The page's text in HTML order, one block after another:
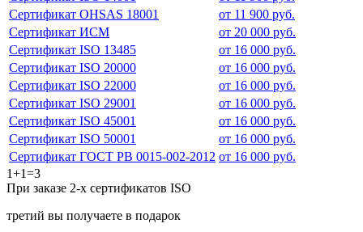
Сертификат OHSAS 18001
от 11 900 руб.
Сертификат ИСМ
от 20 000 руб.
Сертификат ISO 13485
от 16 000 руб.
Сертификат ISO 20000
от 16 000 руб.
Сертификат ISO 22000
от 16 000 руб.
Сертификат ISO 29001
от 16 000 руб.
Сертификат ISO 45001
от 16 000 руб.
Сертификат ISO 50001
от 16 000 руб.
Сертификат ГОСТ РВ 0015-002-2012 от 16 000 руб.
1+1=3
При заказе 2-х сертификатов ISO
третий вы получаете в подарок